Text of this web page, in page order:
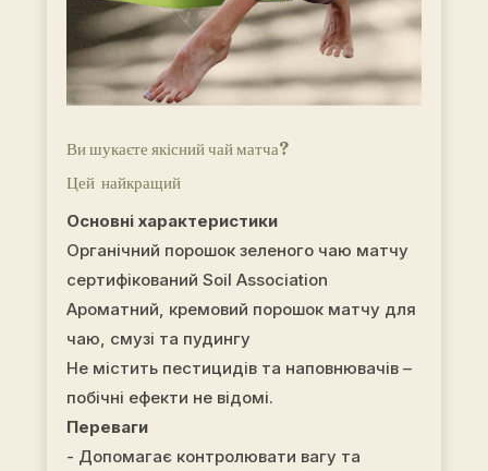
Ви шукаєте якісний чай матча?
Цей найкращий
Основні характеристики
Органічний порошок зеленого чаю матчу
сертифікований Soil Association
Ароматний, кремовий порошок матчу для
чаю, смузі та пудингу
Не містить пестицидів та наповнювачів –
побічні ефекти не відомі.
Переваги
- Допомагає контролювати вагу та